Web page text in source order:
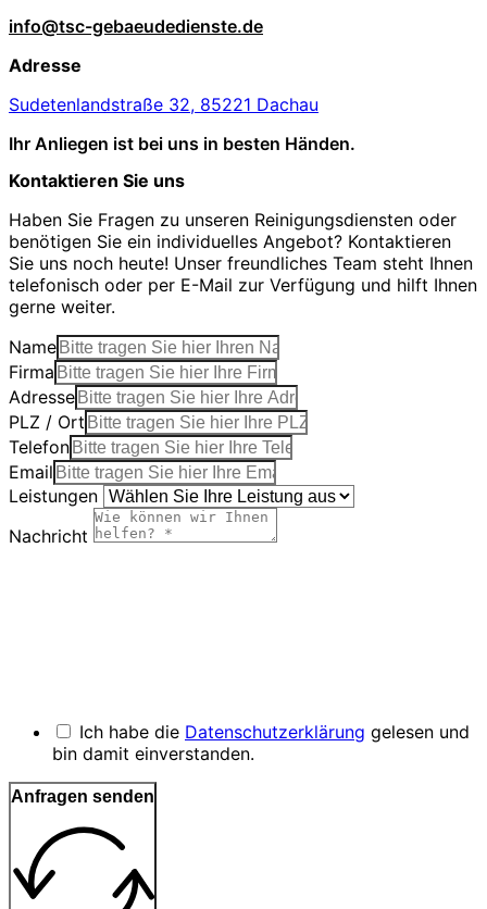
info@tsc-gebaeudedienste.de
Adresse
Sudetenlandstraße 32, 85221 Dachau
Ihr Anliegen ist bei uns in besten Händen.
Kontaktieren Sie uns
Haben Sie Fragen zu unseren Reinigungsdiensten oder
benötigen Sie ein individuelles Angebot? Kontaktieren
Sie uns noch heute! Unser freundliches Team steht Ihnen
telefonisch oder per E-Mail zur Verfügung und hilft Ihnen
gerne weiter.
Name
Firma
Adresse
PLZ / Ort
Telefon
Email
Leistungen
Nachricht
Ich habe die Datenschutzerklärung gelesen und
bin damit einverstanden.
Anfragen senden